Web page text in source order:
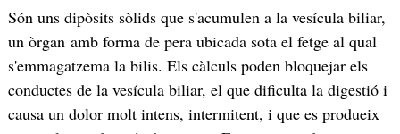
Són uns dipòsits sòlids que s'acumulen a la vesícula biliar,
un òrgan amb forma de pera ubicada sota el fetge al qual
s'emmagatzema la bilis. Els càlculs poden bloquejar els
conductes de la vesícula biliar, el que dificulta la digestió i
causa un dolor molt intens, intermitent, i que es produeix